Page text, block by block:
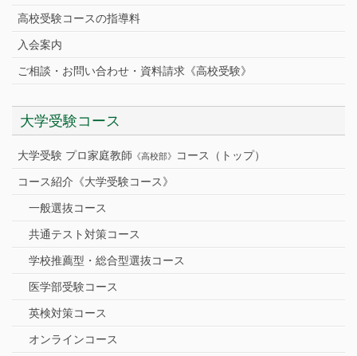
高校受験コースの指導料
入会案内
ご相談・お問い合わせ・資料請求《高校受験》
大学受験コース
大学受験 プロ家庭教師 《高校部》 コース（トップ）
コース紹介《大学受験コース》
一般選抜コース
共通テスト対策コース
学校推薦型・総合型選抜コース
医学部受験コース
英検対策コース
オンラインコース